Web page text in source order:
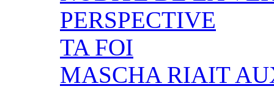
PERSPECTIVE
TA FOI
MASCHA RIAIT